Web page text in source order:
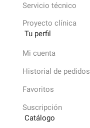
Servicio técnico
Proyecto clínica
Tu perfil
Mi cuenta
Historial de pedidos
Favoritos
Suscripción
Catálogo